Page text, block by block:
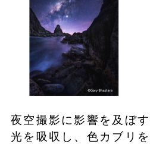
夜空撮影に影響を及ぼ
光を吸収し、色カブリ